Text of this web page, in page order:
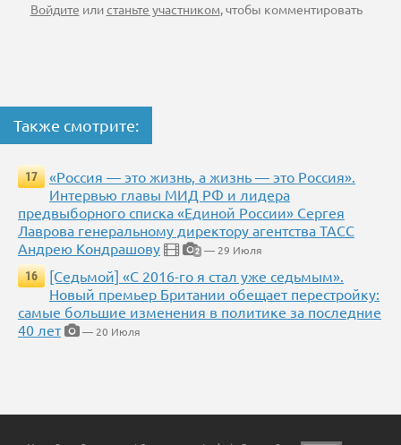
Войдите илистаньте участником, чтобы комментировать
Также смотрите:
17
«Россия — это жизнь, а жизнь — это Россия».
Интервью главы МИД РФ и лидера
предвыборного списка «Единой России» Сергея
Лаврова генеральному директору агентства ТАСС
Андрею Кондрашову
2 — 29 Июля
16
[Седьмой] «С 2016-го я стал уже седьмым».
Новый премьер Британии обещает перестройку:
самые большие изменения в политике за последние
40 лет
— 20 Июля